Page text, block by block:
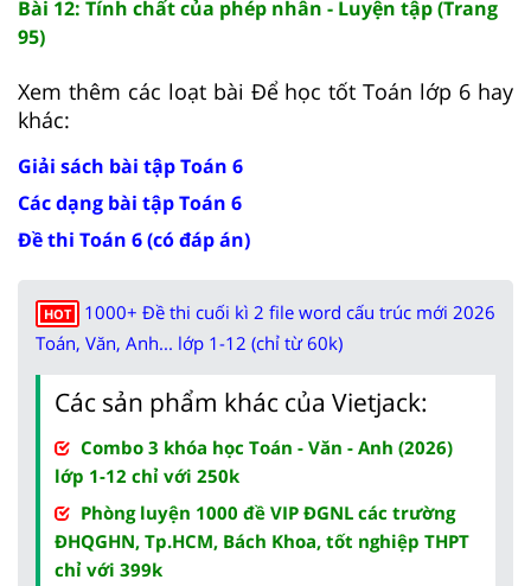
Bài 12: Tính chất của phép nhân - Luyện tập (Trang
95)
Xem thêm các loạt bài Để học tốt Toán lớp 6 hay
khác:
Giải sách bài tập Toán 6
Các dạng bài tập Toán 6
Đề thi Toán 6 (có đáp án)
HOT
1000+ Đề thi cuối kì 2 file word cấu trúc mới 2026
Toán, Văn, Anh... lớp 1-12 (chỉ từ 60k)
Các sản phẩm khác của Vietjack:
Combo 3 khóa học Toán - Văn - Anh (2026)
lớp 1-12 chỉ với 250k
Phòng luyện 1000 đề VIP ĐGNL các trường
ĐHQGHN, Tp.HCM, Bách Khoa, tốt nghiệp THPT
chỉ với 399k